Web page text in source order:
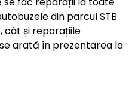
din parcul STB
cât și reparațiile
arată în prezentarea la